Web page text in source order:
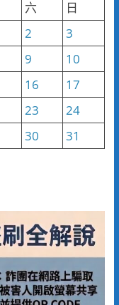
六
日
2
3
9
10
16
17
23
24
30 31